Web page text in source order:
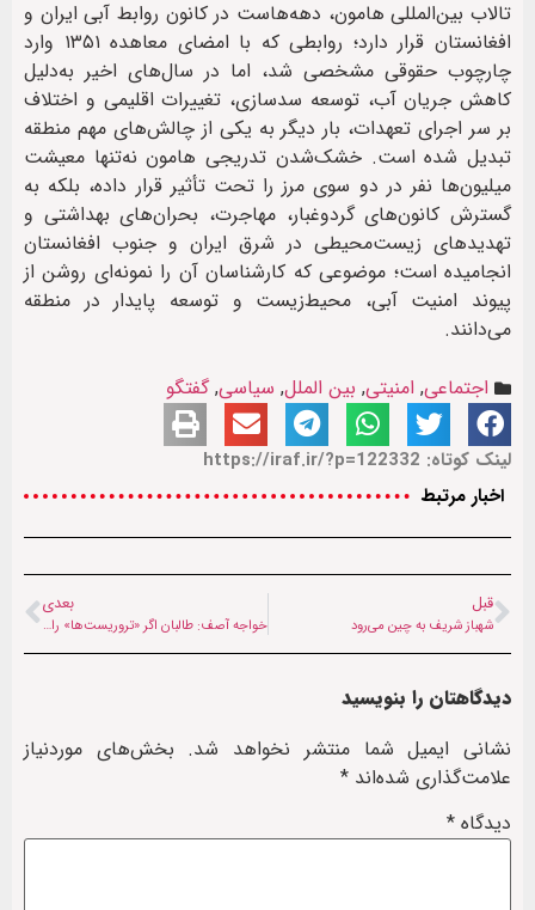
تالاب بین‌المللی هامون، دهه‌هاست در کانون روابط آبی ایران و
افغانستان قرار دارد؛ روابطی که با امضای معاهده ۱۳۵۱ وارد
چارچوب حقوقی مشخصی شد، اما در سال‌های اخیر به‌دلیل
کاهش جریان آب، توسعه سدسازی، تغییرات اقلیمی و اختلاف
بر سر اجرای تعهدات، بار دیگر به یکی از چالش‌های مهم منطقه
تبدیل شده است. خشک‌شدن تدریجی هامون نه‌تنها معیشت
میلیون‌ها نفر در دو سوی مرز را تحت تأثیر قرار داده، بلکه به
گسترش کانون‌های گردوغبار، مهاجرت، بحران‌های بهداشتی و
تهدیدهای زیست‌محیطی در شرق ایران و جنوب افغانستان
انجامیده است؛ موضوعی که کارشناسان آن را نمونه‌ای روشن از
پیوند امنیت آبی، محیط‌زیست و توسعه پایدار در منطقه
می‌دانند.
اجتماعی, امنیتی, بین الملل, سیاسی,گفتگو
لینک کوتاه: https://iraf.ir/?p=122332
اخبار مرتبط
قبل
شهباز شریف به چین می‌رود
بعدی
خواجه آصف: طالبان اگر «تروریست‌ها» را اخراج نکند، پاسخ ما قاطع‌تر خواهد شد
دیدگاهتان را بنویسید
نشانی ایمیل شما منتشر نخواهد شد. بخش‌های موردنیاز
علامت‌گذاری شده‌اند *
دیدگاه *